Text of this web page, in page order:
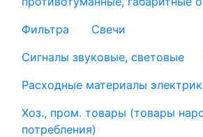
Фильтра
Свечи
Сигналы звуковые, световые
Расходные материалы
Хоз., пром. товары (товары
потребления)